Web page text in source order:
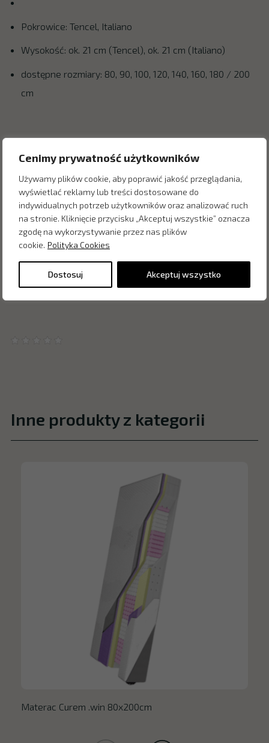
Cenimy prywatność użytkowników
Używamy plików cookie, aby poprawić jakość przeglądania,
wyświetlać reklamy lub treści dostosowane do
indywidualnych potrzeb użytkowników oraz analizować ruch
na stronie. Kliknięcie przycisku „Akceptuj wszystkie” oznacza
zgodę na wykorzystywanie przez nas plików
cookie. Polityka Cookies
Dostosuj Akceptuj wszystko
Pokrowice: Tencel, Italiano
Wysokość: ok. 21 cm (Tencel), ok. 21 cm (Italiano)
dostępne rozmiary: 80, 90, 100, 120, 140, 160, 180 / 200
cm
Zapytaj o cenę w salonie:
Inne produkty z kategorii
Materac Curem .win 80x200cm